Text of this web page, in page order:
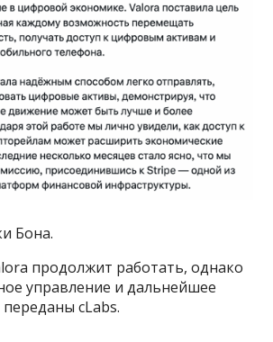
Бона.
продолжит работать, однако
управление и дальнейшее
cLabs.